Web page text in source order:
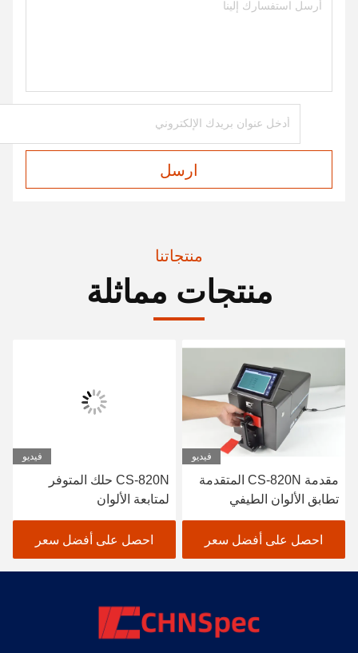
ارسل
منتجاتنا
منتجات مماثلة
فيديو
مقدمة CS-820N المتقدمة
تطابق الألوان الطيفي
احصل على أفضل سعر
فيديو
CS-820N حلك المتوفر
لمتابعة الألوان
احصل على أفضل سعر